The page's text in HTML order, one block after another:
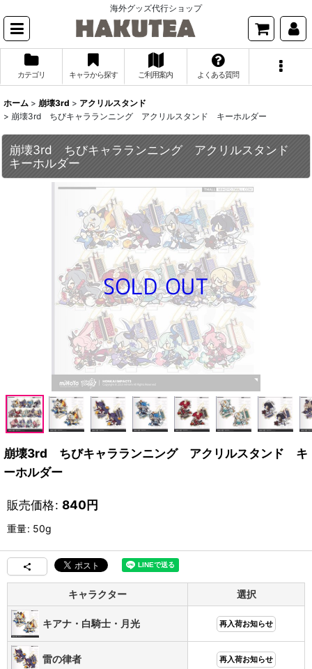
海外グッズ代行ショップ
カテゴリ キャラから探す ご利用案内 よくある質問
ホーム > 崩壊3rd > アクリルスタンド
> 崩壊3rd ちびキャラランニング アクリルスタンド キーホルダー
崩壊3rd ちびキャラランニング アクリルスタンド
キーホルダー
崩壊3rd ちびキャラランニング アクリルスタンド キ
ーホルダー
販売価格: 840円
重量: 50g
キャラクター 選択
キアナ・白騎士・月光 再入荷お知らせ
雷の律者 再入荷お知らせ